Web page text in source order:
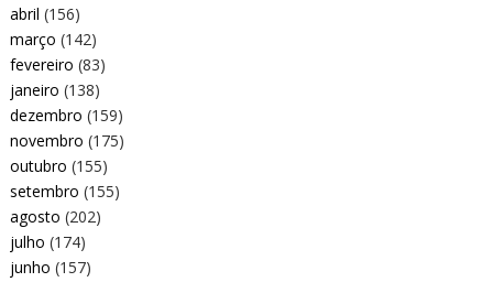
abril (156)
março (142)
fevereiro (83)
janeiro (138)
dezembro (159)
novembro (175)
outubro (155)
setembro (155)
agosto (202)
julho (174)
junho (157)